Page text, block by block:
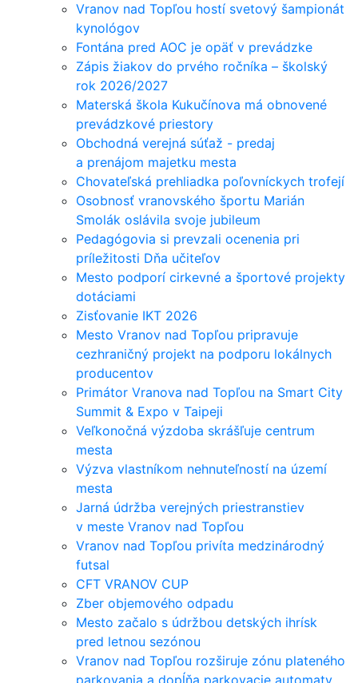
Vranov nad Topľou hostí svetový šampionát
kynológov
Fontána pred AOC je opäť v prevádzke
Zápis žiakov do prvého ročníka – školský
rok 2026/2027
Materská škola Kukučínova má obnovené
prevádzkové priestory
Obchodná verejná súťaž - predaj
a prenájom majetku mesta
Chovateľská prehliadka poľovníckych trofejí
Osobnosť vranovského športu Marián
Smolák oslávila svoje jubileum
Pedagógovia si prevzali ocenenia pri
príležitosti Dňa učiteľov
Mesto podporí cirkevné a športové projekty
dotáciami
Zisťovanie IKT 2026
Mesto Vranov nad Topľou pripravuje
cezhraničný projekt na podporu lokálnych
producentov
Primátor Vranova nad Topľou na Smart City
Summit & Expo v Taipeji
Veľkonočná výzdoba skrášľuje centrum
mesta
Výzva vlastníkom nehnuteľností na území
mesta
Jarná údržba verejných priestranstiev
v meste Vranov nad Topľou
Vranov nad Topľou privíta medzinárodný
futsal
CFT VRANOV CUP
Zber objemového odpadu
Mesto začalo s údržbou detských ihrísk
pred letnou sezónou
Vranov nad Topľou rozširuje zónu plateného
parkovania a dopĺňa parkovacie automaty